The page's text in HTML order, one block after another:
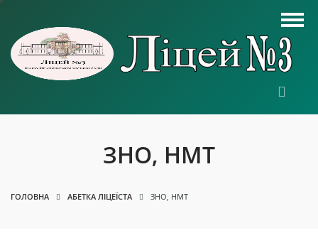
ЗНО, НМТ
ГОЛОВНА АБЕТКА ЛІЦЕЇСТА ЗНО, НМТ